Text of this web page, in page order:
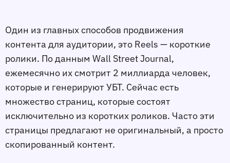
Один из главных способов продвижения
контента для аудитории, это Reels — короткие
ролики. По данным Wall Street Journal,
ежемесячно их смотрит 2 миллиарда человек,
которые и генерируют УБТ. Сейчас есть
множество страниц, которые состоят
исключительно из коротких роликов. Часто эти
страницы предлагают не оригинальный, а просто
скопированный контент.